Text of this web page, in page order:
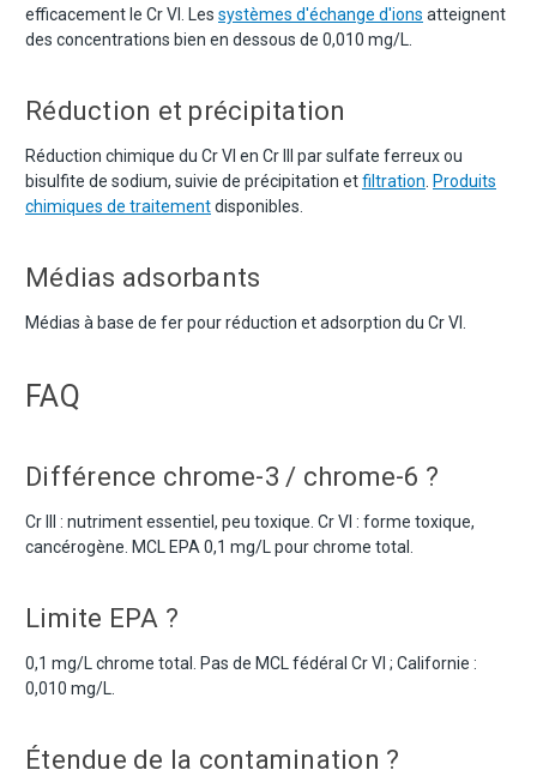
efficacement le Cr VI. Les systèmes d'échange d'ions atteignent
des concentrations bien en dessous de 0,010 mg/L.
Réduction et précipitation
Réduction chimique du Cr VI en Cr III par sulfate ferreux ou
bisulfite de sodium, suivie de précipitation etfiltration Produits
chimiques de traitementdisponibles.
Médias adsorbants
Médias à base de fer pour réduction et adsorption du Cr VI.
FAQ
Différence chrome-3 / chrome-6 ?
Cr III : nutriment essentiel, peu toxique. Cr VI : forme toxique,
cancérogène. MCL EPA 0,1 mg/L pour chrome total.
Limite EPA ?
0,1 mg/L chrome total. Pas de MCL fédéral Cr VI ; Californie :
0,010 mg/L.
Étendue de la contamination ?